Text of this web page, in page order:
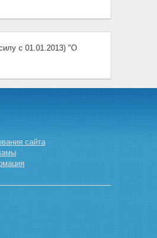
с 01.01.2013) "О
сайта